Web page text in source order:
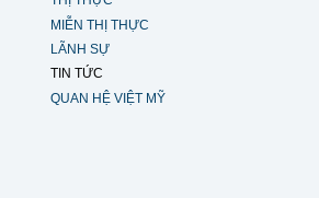
MIỄN THỊ THỰC
LÃNH SỰ
TIN TỨC
QUAN HỆ VIỆT MỸ